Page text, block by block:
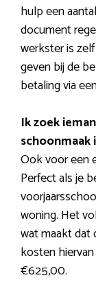
hulp een
document
werkster is
geven bij de
betaling via
Ik zoek
schoonmaak
Ook voor een
Perfect als je
woning. Het
wat maakt dat
kosten
€625,00.